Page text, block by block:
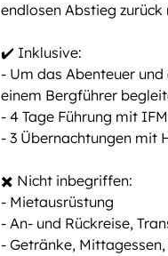
endlosen Abstieg
✔️ Inklusive:
- Um das Abenteuer
einem Bergführer
- 4 Tage Führung mit
- 3 Übernachtungen mit
✖️ Nicht inbegriffen:
- Mietausrüstung
- An- und Rückreise,
- Getränke,